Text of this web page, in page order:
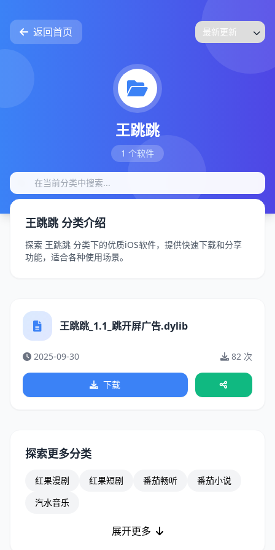
返回首页
王跳跳
1 个软件
王跳跳 分类介绍
探索 王跳跳 分类下的优质iOS软件，提供快速下载和分享
功能，适合各种使用场景。
王跳跳_1.1_跳开屏广告.dylib
2025-09-30 82 次
下载
探索更多分类
红果漫剧 红果短剧 番茄畅听
番茄小说
汽水音乐
展开更多